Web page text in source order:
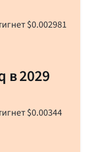
$0.002981
в 2029
$0.00344